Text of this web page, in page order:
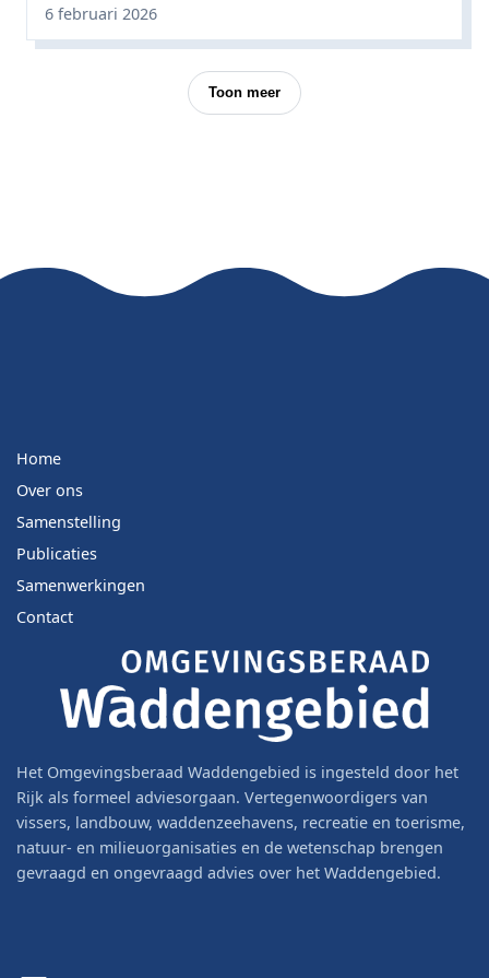
6 februari 2026
Toon meer
Home
Over ons
Samenstelling
Publicaties
Samenwerkingen
Contact
Het Omgevingsberaad Waddengebied is ingesteld door het
Rijk als formeel adviesorgaan. Vertegenwoordigers van
vissers, landbouw, waddenzeehavens, recreatie en toerisme,
natuur- en milieuorganisaties en de wetenschap brengen
gevraagd en ongevraagd advies over het Waddengebied.